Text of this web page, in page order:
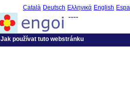
Català Deutsch Ελληνικά English
----
Jak používat tuto webstránku